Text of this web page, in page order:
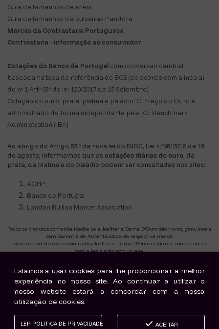
Guia de tamanhos de anéis
Guia de tamanhos de pulseiras Pandora
Marcas da Contrastaria Portuguesa
Contrastaria - informação ao consumidor
Cotações do Banco de Portugal com conversão cambial
baseada na taxa de referência do BCE (de acordo com alínea a)
do nº 1 Artº 63º da lei 120/2017 de 15 Setembro)
Cotação do ouro, prata, platina e paládio: O Preço do Ouro é
administrado de forma independente pela ICE Benchmark
Administration (IBA)
Ao abrigo do Artigo 63.º da nova lei do RJOC, Lei n,º98/2015 de 18
de agosto, informamos que as cotações diárias do ouro, da
prata, da platina e do paládio podem ser consultadas nos sites:
AORP
Banco de Portugal
London Bullion Market Association
Todos os produtos comercializados pela Joalharia Dama D'Ouro são novos, genuínos e
com Garantia de Autenticidade da respectiva marca.
Todos os produtos comercializados Joalharia Dama D'Ouro estão em conformidade
com a legislação portuguesa.
©2018 Maria João & Pires Lda. | Powered by
Estamos a usar cookies para lhe proporcionar a melhor
experiência no nosso site. Ao continuar a utilizar o
nosso website estará a concordar com a nossa
utilização de cookies.
LER POLITICA DE PRIVACIDADE ACEITAR